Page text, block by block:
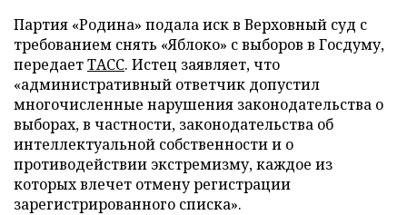
Партия «Родина» подала иск в Верховный суд с
требованием снять «Яблоко» с выборов в Госдуму,
передаетТАСС. Истец заявляет, что
«административный ответчик допустил
многочисленные нарушения законодательства о
выборах, в частности, законодательства об
интеллектуальной собственности и о
противодействии экстремизму, каждое из
которых влечет отмену регистрации
зарегистрированного списка».